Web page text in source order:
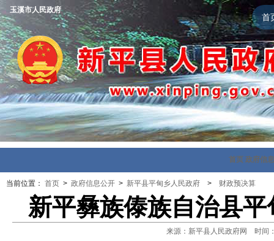
首
玉溪市人民政府
首页 政府信
当前位置： 首页 > 政府信息公开 > 新平县平甸乡人民政府 > 财政预决算
新平彝族傣族自治县
来源：新平县人民政府网 时间